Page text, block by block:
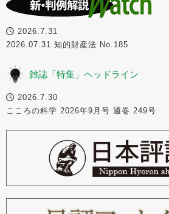
2026.7.31
2026.07.31 知的財産法 No.185
雑誌「特集」ヘッドライン
2026.7.30
こころの科学 2026年9月号 通巻 249号